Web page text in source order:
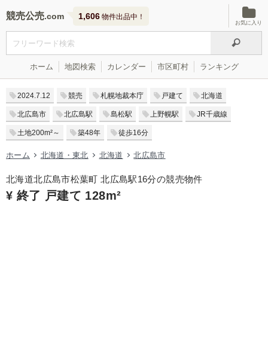
競売公売 1,606 物件出品中！
お気に入り
ホーム 地図検索 カレンダー 市区町村 ランキング
2024.7.12 競売 札幌地裁本庁 戸建て 北海道
北広島市 北広島駅 島松駅 上野幌駅 JR千歳線
土地200m²～ 築48年 徒歩16分
ホーム 北海道・東北 北海道 北広島市
北海道北広島市松葉町 北広島駅16分の競売物件
¥ 終了 戸建て 128m²